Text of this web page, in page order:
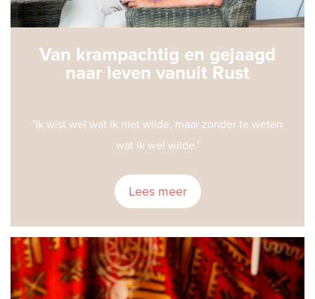
Van krampachtig en gejaagd
naar leven vanuit Rust
‘Ik wist wel wat ik niet wilde, maar zonder te weten
wat ik wel wilde.’
Lees meer